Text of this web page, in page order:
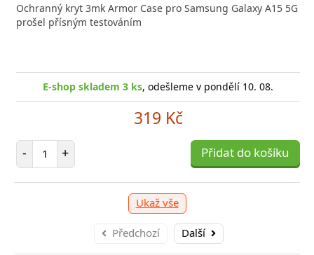
Ochranný kryt 3mk Armor Case pro Samsung Galaxy A15 5G
prošel přísným testováním
E-shop skladem 3 ks, odešleme v pondělí 10. 08.
319 Kč
- Počet položek
+ Přidat do košíku
Ukaž vše
Předchozí Další